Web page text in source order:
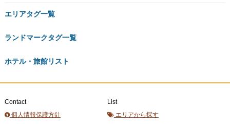
エリアタグ一覧
ランドマークタグ一覧
ホテル・旅館リスト
Contact
個人情報保護方針
List
エリアから探す